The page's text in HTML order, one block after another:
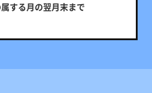
する月の翌月末まで